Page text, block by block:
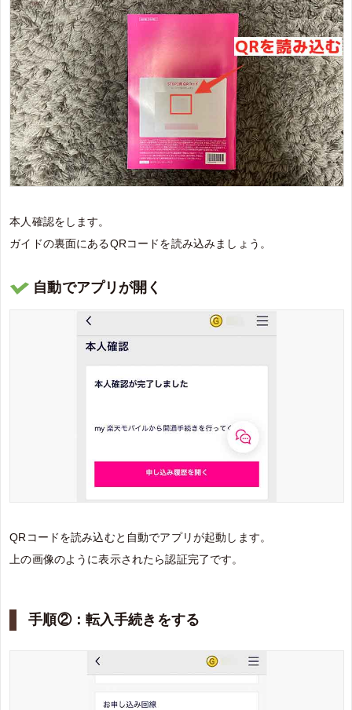
本人確認をします。
ガイドの裏面にあるQRコードを読み込みましょう。
自動でアプリが開く
QRコードを読み込むと自動でアプリが起動します。
上の画像のように表示されたら認証完了です。
手順②：転入手続きをする